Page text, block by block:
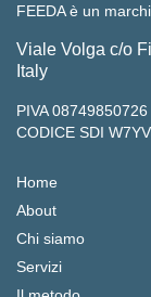
FEEDA è un
Viale Volga c/o
Italy
PIVA 08749850726
CODICE SDI
Home
About
Chi siamo
Servizi